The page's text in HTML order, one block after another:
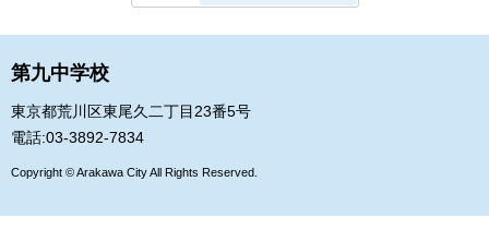
第九中学校
東京都荒川区東尾久二丁目23番5号
電話:03-3892-7834
Copyright © Arakawa City All Rights Reserved.